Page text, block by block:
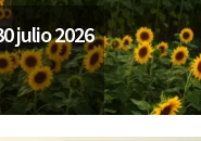
julio 2026